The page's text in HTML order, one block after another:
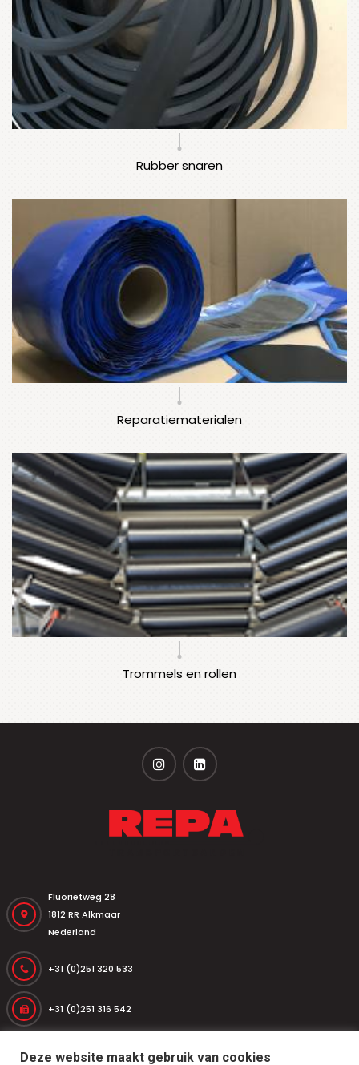
Rubber snaren
Reparatiematerialen
Trommels en rollen
Fluorietweg 28
1812 RR Alkmaar
Nederland
+31 (0)251 320 533
+31 (0)251 316 542
repa@repatransportbanden.nl
Deze website maakt gebruik van cookies